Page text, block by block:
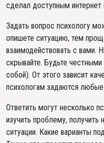
сделал доступным
Задать вопрос психологу
опишете ситуацию, тем
взаимодействовать с вами.
скрывайте. Будьте
собой). От этого зависит
психологам задаются
Ответить могут несколько
изучить проблему,
ситуации. Какие варианты